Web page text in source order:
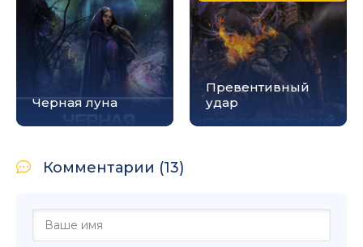
Черная луна
Превентивный
удар
Комментарии (13)